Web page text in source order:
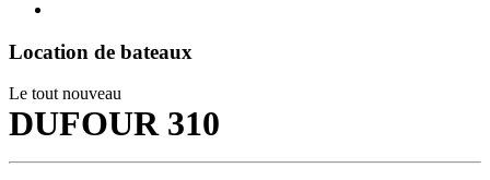
Location de bateaux
Le tout nouveau
DUFOUR 310